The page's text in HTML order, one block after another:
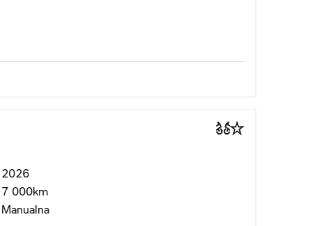
2026
7 000km
Manualna